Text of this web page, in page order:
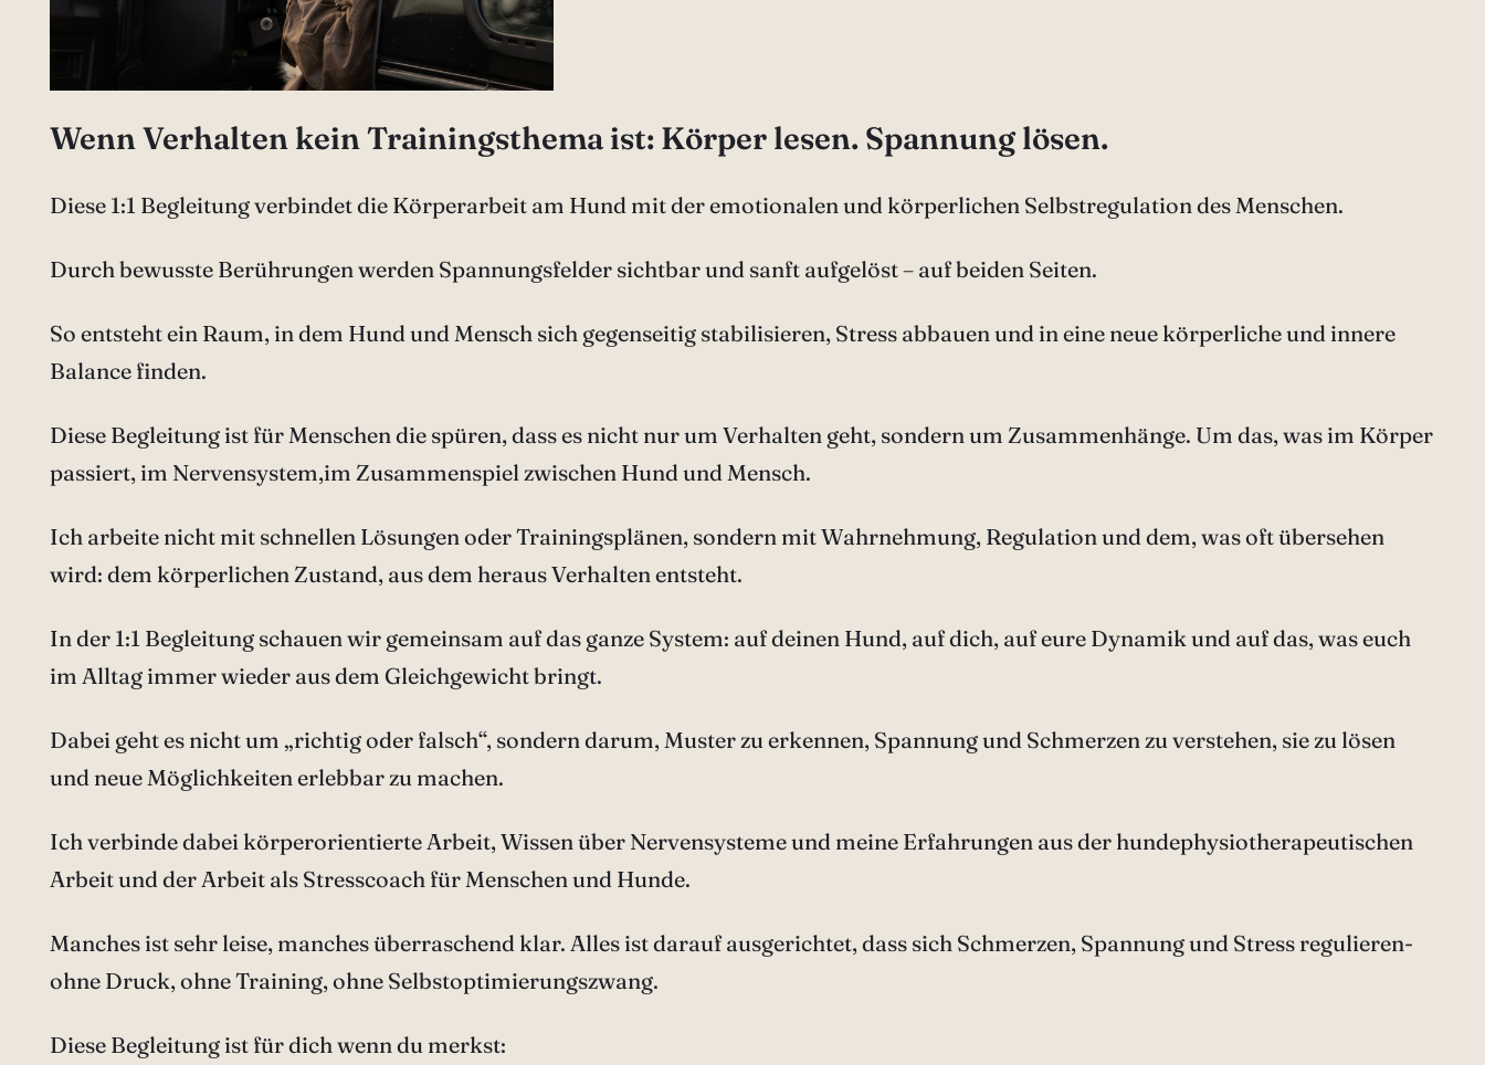
Wenn Verhalten kein Trainingsthema ist: Körper lesen. Spannung lösen.
Diese 1:1 Begleitung verbindet die Körperarbeit am Hund mit der emotionalen und körperlichen Selbstregulation des Menschen.
Durch bewusste Berührungen werden Spannungsfelder sichtbar und sanft aufgelöst – auf beiden Seiten.
So entsteht ein Raum, in dem Hund und Mensch sich gegenseitig stabilisieren, Stress abbauen und in eine neue körperliche und innere
Balance finden.
Diese Begleitung ist für Menschen die spüren, dass es nicht nur um Verhalten geht, sondern um Zusammenhänge. Um das, was im Körper
passiert, im Nervensystem,im Zusammenspiel zwischen Hund und Mensch.
Ich arbeite nicht mit schnellen Lösungen oder Trainingsplänen, sondern mit Wahrnehmung, Regulation und dem, was oft übersehen
wird: dem körperlichen Zustand, aus dem heraus Verhalten entsteht.
In der 1:1 Begleitung schauen wir gemeinsam auf das ganze System: auf deinen Hund, auf dich, auf eure Dynamik und auf das, was euch
im Alltag immer wieder aus dem Gleichgewicht bringt.
Dabei geht es nicht um „richtig oder falsch“, sondern darum, Muster zu erkennen, Spannung und Schmerzen zu verstehen, sie zu lösen
und neue Möglichkeiten erlebbar zu machen.
Ich verbinde dabei körperorientierte Arbeit, Wissen über Nervensysteme und meine Erfahrungen aus der hundephysiotherapeutischen
Arbeit und der Arbeit als Stresscoach für Menschen und Hunde.
Manches ist sehr leise, manches überraschend klar. Alles ist darauf ausgerichtet, dass sich Schmerzen, Spannung und Stress regulieren-
ohne Druck, ohne Training, ohne Selbstoptimierungszwang.
Diese Begleitung ist für dich wenn du merkst: